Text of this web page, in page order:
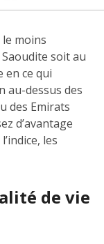
moins
soit au
en ce qui
au-dessus des
des Emirats
d’avantage
les
de vie